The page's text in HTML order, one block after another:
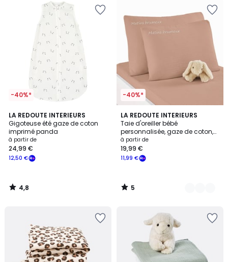
-40%*
LA REDOUTE INTERIEURS
Gigoteuse été gaze de coton
imprimé panda
à partir de
12,50 €
24,99 €
4,8
/ 5
4,8
/
-40%*
LA REDOUTE INTERIEURS
Taie d'oreiller bébé
personnalisée, gaze de coton,
Kumla
à partir de
11,99 €
19,99 €
5
/
5
4
Couleurs
5
/